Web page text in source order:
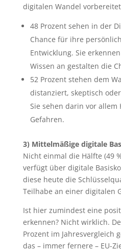
digitalen Wandel
48 Prozent sehen in der
Chance für ihre
Entwicklung. Sie
Wissen an gestalten die
52 Prozent stehen dem
distanziert, skeptisch
Sie sehen darin vor
Gefahren.
3) Mittelmäßige digitale
Nicht einmal die Hälfte (49
verfügt über digitale
diese heute die
Teilhabe an einer digitalen
Ist hier zumindest eine
erkennen? Nicht wirklich.
Prozent im Jahresvergleich
das – immer fernere – EU-